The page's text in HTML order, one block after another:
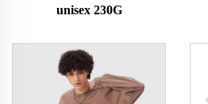
unisex 230G